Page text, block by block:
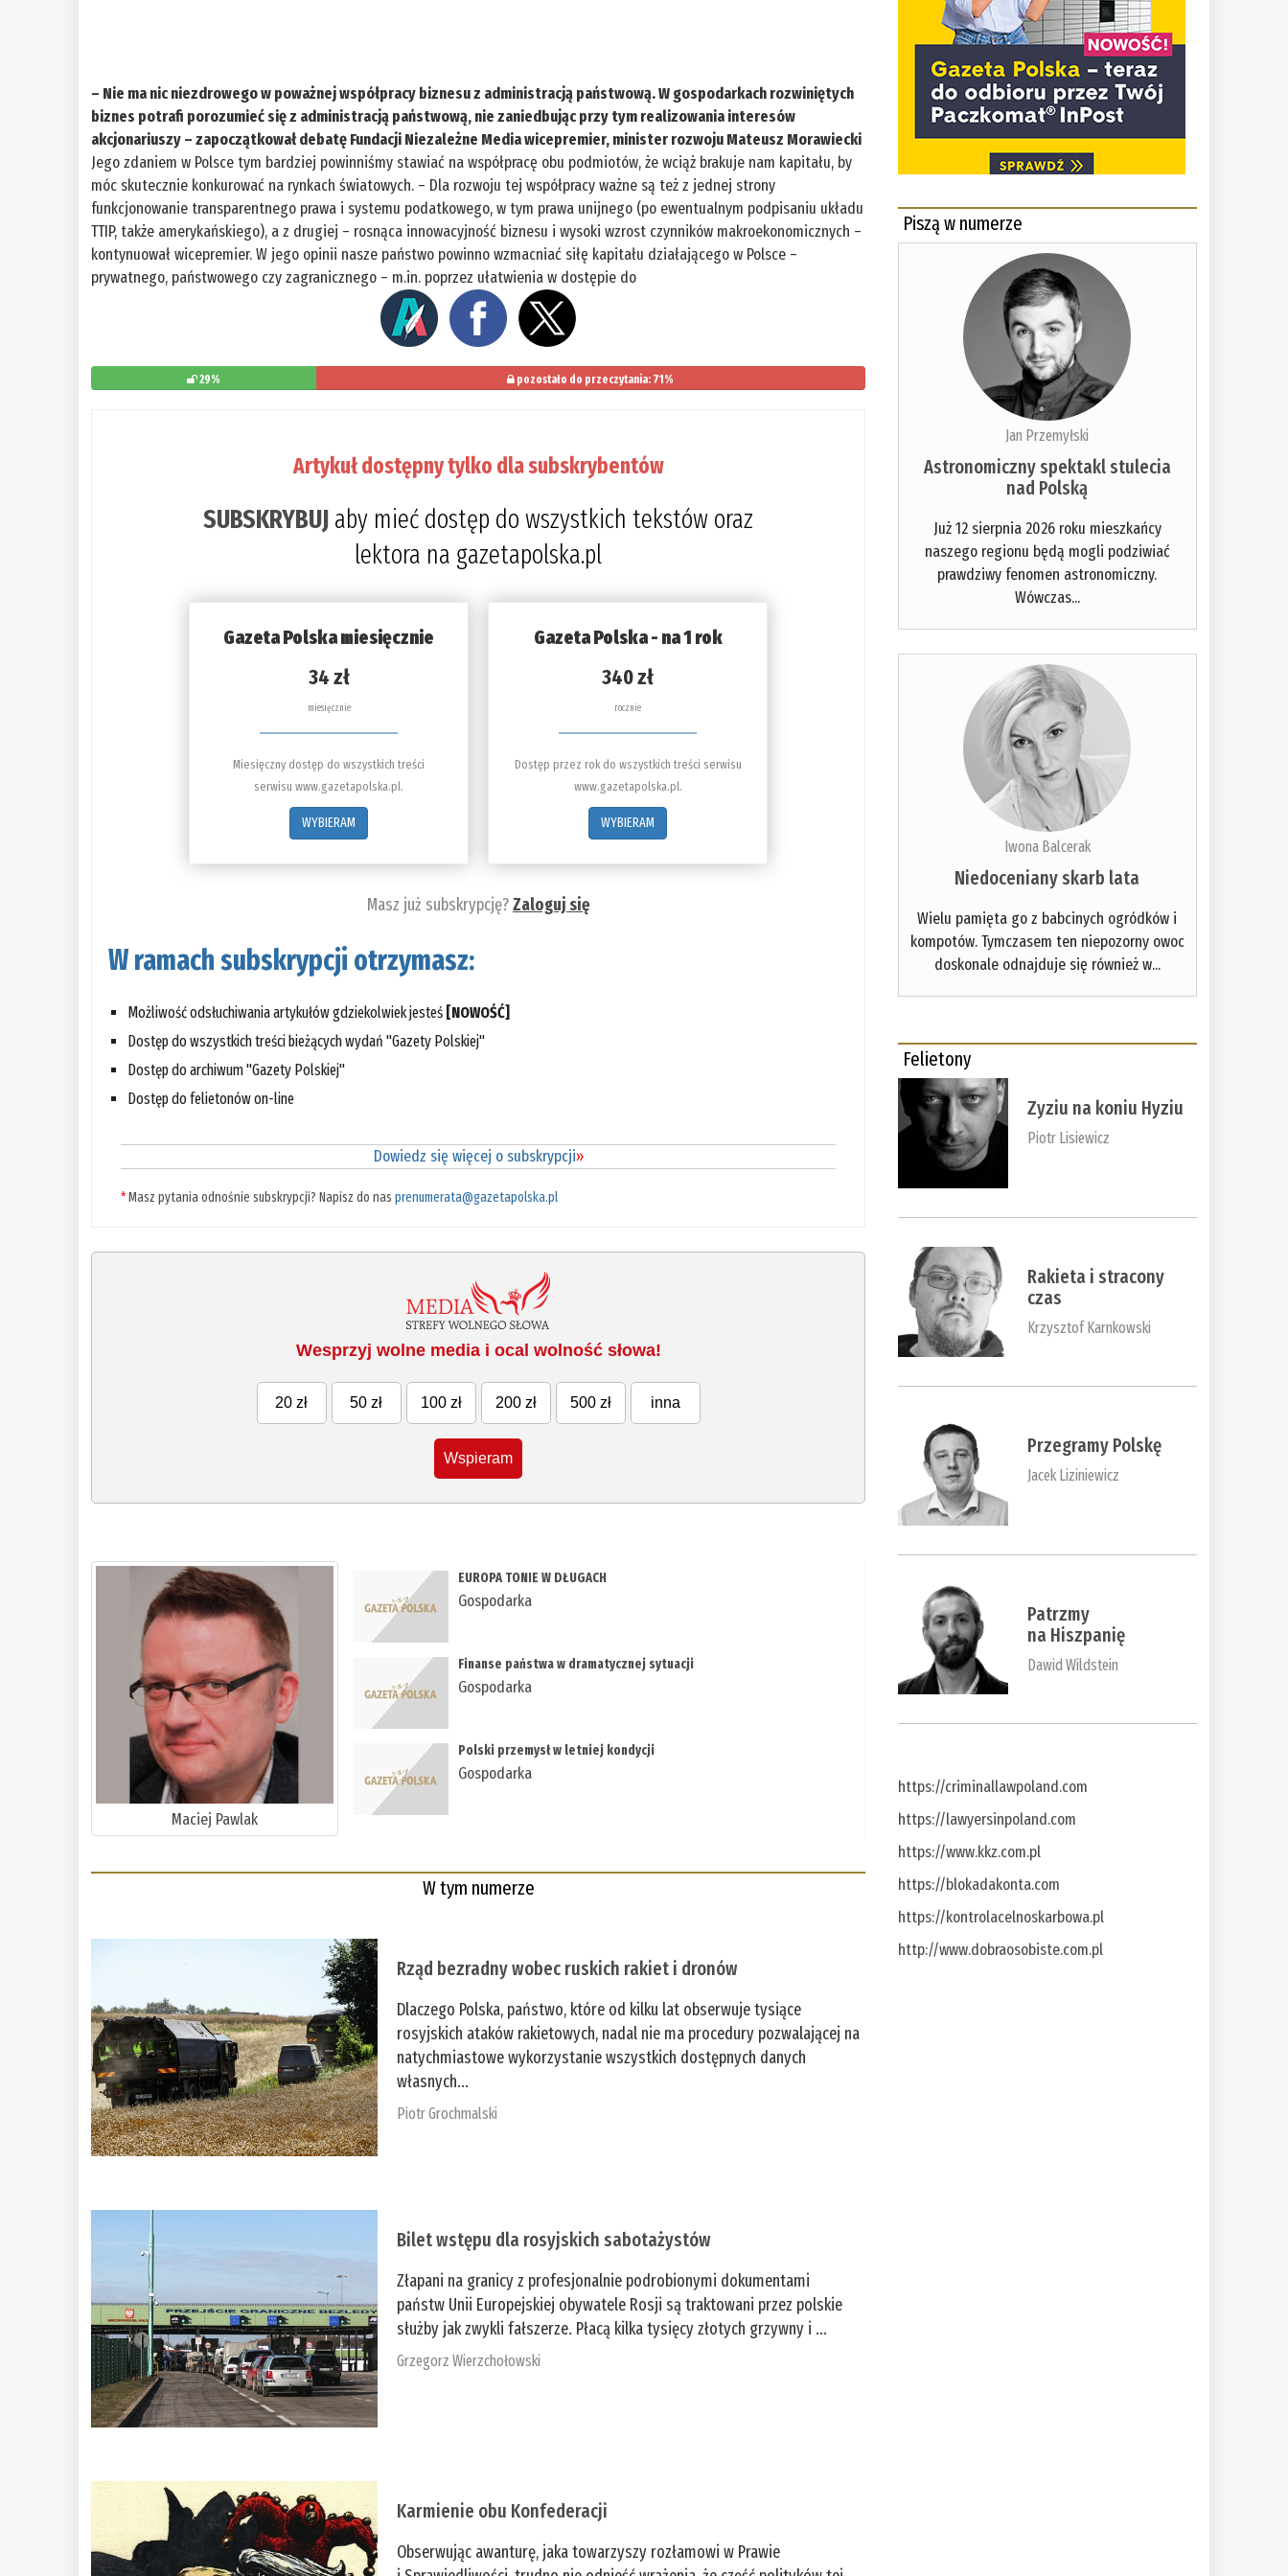
– Nie ma nic niezdrowego w poważnej współpracy biznesu z administracją państwową. W gospodarkach rozwiniętych
biznes potrafi porozumieć się z administracją państwową, nie zaniedbując przy tym realizowania interesów
akcjonariuszy – zapoczątkował debatę Fundacji Niezależne Media wicepremier, minister rozwoju Mateusz Morawiecki
Jego zdaniem w Polsce tym bardziej powinniśmy stawiać na współpracę obu podmiotów, że wciąż brakuje nam kapitału, by
móc skutecznie konkurować na rynkach światowych. – Dla rozwoju tej współpracy ważne są też z jednej strony
funkcjonowanie transparentnego prawa i systemu podatkowego, w tym prawa unijnego (po ewentualnym podpisaniu układu
TTIP, także amerykańskiego), a z drugiej – rosnąca innowacyjność biznesu i wysoki wzrost czynników makroekonomicznych –
kontynuował wicepremier. W jego opinii nasze państwo powinno wzmacniać siłę kapitału działającego w Polsce –
prywatnego, państwowego czy zagranicznego – m.in. poprzez ułatwienia w dostępie do
29% pozostało do przeczytania: 71%
Artykuł dostępny tylko dla subskrybentów
SUBSKRYBUJ aby mieć dostęp do wszystkich tekstów oraz
lektora na gazetapolska.pl
Gazeta Polska miesięcznie
34 zł
miesięcznie
Miesięczny dostęp do wszystkich treści
serwisu www.gazetapolska.pl.
WYBIERAM
Gazeta Polska - na 1 rok
340 zł
rocznie
Dostęp przez rok do wszystkich treści serwisu
www.gazetapolska.pl.
WYBIERAM
Masz już subskrypcję?Zaloguj się
W ramach subskrypcji otrzymasz:
Możliwość odsłuchiwania artykułów gdziekolwiek jesteś [NOWOŚĆ]
Dostęp do wszystkich treści bieżących wydań "Gazety Polskiej"
Dostęp do archiwum "Gazety Polskiej"
Dostęp do felietonów on-line
Dowiedz się więcej o subskrypcji»
*Masz pytania odnośnie subskrypcji? Napisz do nasprenumerata@gazetapolska.pl
Wesprzyj wolne media i ocal wolność słowa!
20 zł 50 zł 100 zł 200 zł 500 zł inna
Wspieram
Maciej Pawlak
EUROPA TONIE W DŁUGACH
Gospodarka
Finanse państwa w dramatycznej sytuacji
Gospodarka
Polski przemysł w letniej kondycji
Gospodarka
W tym numerze
Rząd bezradny wobec ruskich rakiet i dronów
Dlaczego Polska, państwo, które od kilku lat obserwuje tysiące
rosyjskich ataków rakietowych, nadal nie ma procedury pozwalającej na
natychmiastowe wykorzystanie wszystkich dostępnych danych
własnych...
Piotr Grochmalski
Bilet wstępu dla rosyjskich sabotażystów
Złapani na granicy z profesjonalnie podrobionymi dokumentami
państw Unii Europejskiej obywatele Rosji są traktowani przez polskie
służby jak zwykli fałszerze. Płacą kilka tysięcy złotych grzywny i ...
Grzegorz Wierzchołowski
Karmienie obu Konfederacji
Obserwując awanturę, jaka towarzyszy rozłamowi w Prawie
Piszą w numerze
Jan Przemyłski
Astronomiczny spektakl stulecia
nad Polską
Już 12 sierpnia 2026 roku mieszkańcy
naszego regionu będą mogli podziwiać
prawdziwy fenomen astronomiczny.
Wówczas...
Iwona Balcerak
Niedoceniany skarb lata
Wielu pamięta go z babcinych ogródków i
kompotów. Tymczasem ten niepozorny owoc
doskonale odnajduje się również w...
Felietony
Zyziu na koniu Hyziu
Piotr Lisiewicz
Rakieta i stracony
czas
Krzysztof Karnkowski
Przegramy Polskę
Jacek Liziniewicz
Patrzmy
na Hiszpanię
Dawid Wildstein
https://criminallawpoland.com
https://lawyersinpoland.com
https://www.kkz.com.pl
https://blokadakonta.com
https://kontrolacelnoskarbowa.pl
http://www.dobraosobiste.com.pl